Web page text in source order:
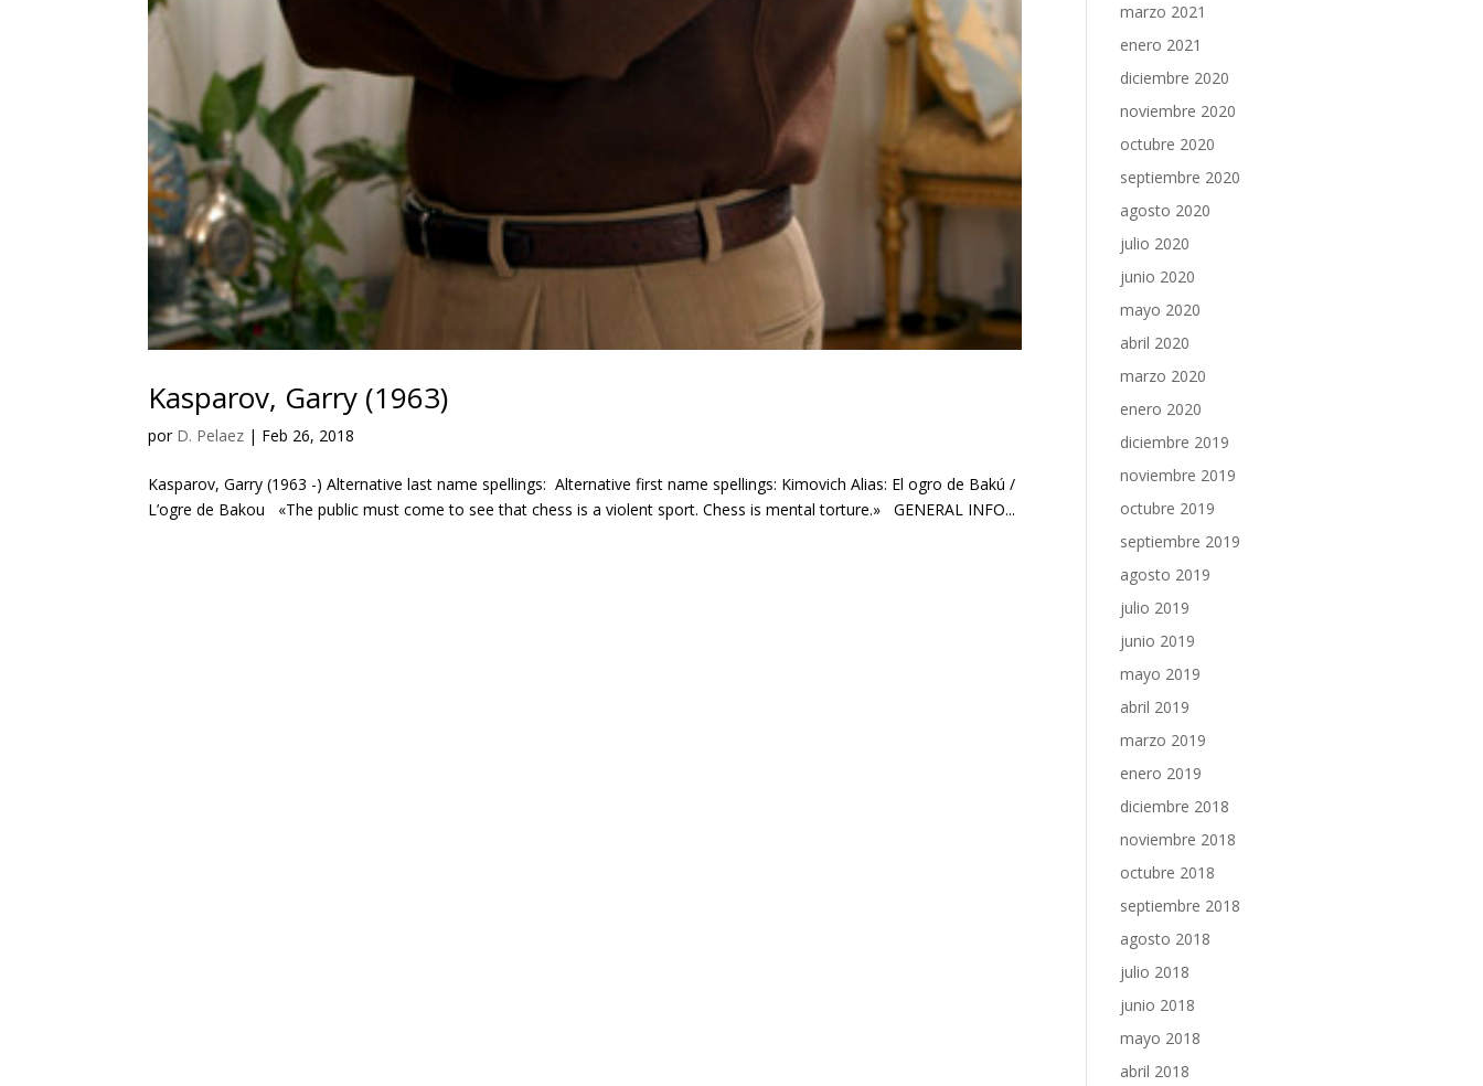
Kasparov, Garry (1963)
por D. Pelaez | Feb 26, 2018
Kasparov, Garry (1963 -) Alternative last name spellings: Alternative first name spellings: Kimovich Alias: El ogro de Bakú /
L’ogre de Bakou «The public must come to see that chess is a violent sport. Chess is mental torture.» GENERAL INFO...
marzo 2021
enero 2021
diciembre 2020
noviembre 2020
octubre 2020
septiembre 2020
agosto 2020
julio 2020
junio 2020
mayo 2020
abril 2020
marzo 2020
enero 2020
diciembre 2019
noviembre 2019
octubre 2019
septiembre 2019
agosto 2019
julio 2019
junio 2019
mayo 2019
abril 2019
marzo 2019
enero 2019
diciembre 2018
noviembre 2018
octubre 2018
septiembre 2018
agosto 2018
julio 2018
junio 2018
mayo 2018
abril 2018